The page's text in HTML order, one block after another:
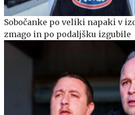
Sobočanke po veliki napaki v
zmago in po podaljšku izgubile